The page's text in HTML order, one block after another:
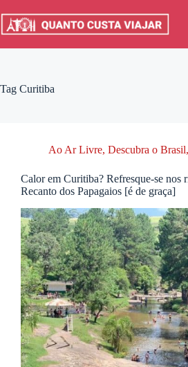
para
Tag Curitiba
Ao Ar Livre, Descubra o Brasil,
Calor em Curitiba? Refresque-se nos
Recanto dos Papagaios [é de graça]